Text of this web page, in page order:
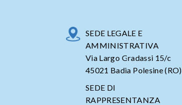
SEDE LEGALE E
AMMINISTRATIVA
Via Largo Gradassi 15/c
45021 Badia Polesine (RO)
SEDE DI
RAPPRESENTANZA